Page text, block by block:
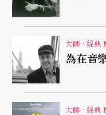
「表現主義」為廿
主張表現真實主觀
會中既有形式和傳
展為主力。表現主
處，而這與先前印
大師．經
為在音
大師．經